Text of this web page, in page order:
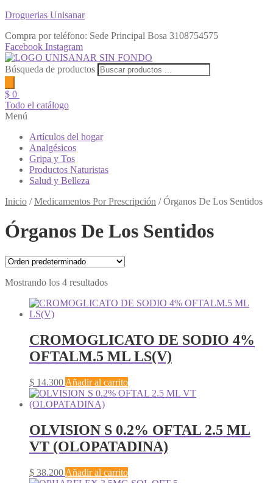
Droguerias Unisanar
Compra por teléfono: Sede Principal Bosa 3108754575
Facebook Instagram
Búsqueda de productos
$ 0
Todo el catálogo
Menú
Artículos del hogar
Analgésicos
Gripa y Tos
Productos Naturistas
Salud y Belleza
Inicio /Medicamentos Por Prescripción /Órganos De Los Sentidos
Órganos De Los Sentidos
Mostrando los 4 resultados
CROMOGLICATO DE SODIO 4%
OFTALM.5 ML LS(V)
$ 14.300 Añadir al carrito
OLVISION S 0.2% OFTAL 2.5 ML
VT (OLOPATADINA)
$ 38.200 Añadir al carrito